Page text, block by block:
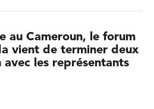
au Cameroun, le forum
vient de terminer deux
avec les représentants